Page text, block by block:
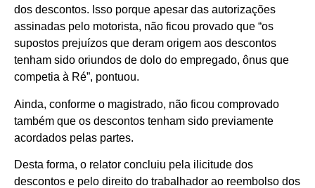
dos descontos. Isso porque apesar das autorizações
assinadas pelo motorista, não ficou provado que “os
supostos prejuízos que deram origem aos descontos
tenham sido oriundos de dolo do empregado, ônus que
competia à Ré”, pontuou.
Ainda, conforme o magistrado, não ficou comprovado
também que os descontos tenham sido previamente
acordados pelas partes.
Desta forma, o relator concluiu pela ilicitude dos
descontos e pelo direito do trabalhador ao reembolso dos